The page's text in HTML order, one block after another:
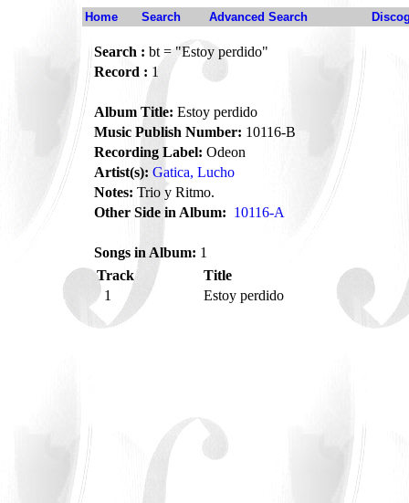
Home Search Advanced Search
Search : bt = "Estoy perdido"
Record : 1
Album Title: Estoy perdido
Music Publish Number: 10116-B
Recording Label: Odeon
Artist(s): Gatica, Lucho
Notes: Trio y Ritmo.
Other Side in Album: 10116-A
Songs in Album: 1
Track
Title
1
Estoy perdido